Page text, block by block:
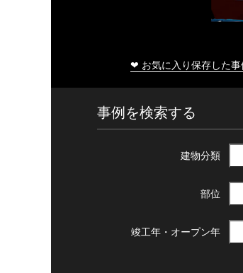
❤ お気に入り保存した事
事例を検索する
建物分類
部位
竣工年・ オープン年